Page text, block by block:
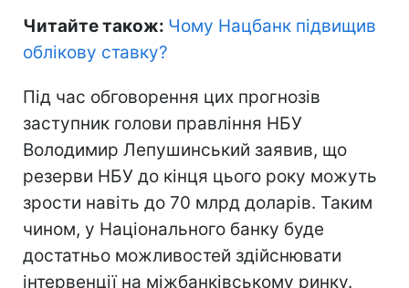
Читайте також: Чому Нацбанк підвищив
облікову ставку?
Під час обговорення цих прогнозів
заступник голови правління НБУ
Володимир Лепушинський заявив, що
резерви НБУ до кінця цього року можуть
зрости навіть до 70 млрд доларів. Таким
чином, у Національного банку буде
достатньо можливостей здійснювати
інтервенції на міжбанківському ринку.